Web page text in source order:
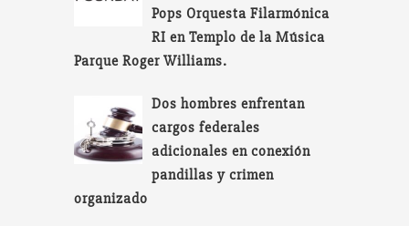
Pops Orquesta Filarmónica
RI en Templo de la Música
Parque Roger Williams.
Dos hombres enfrentan
cargos federales
adicionales en conexión
pandillas y crimen
organizado